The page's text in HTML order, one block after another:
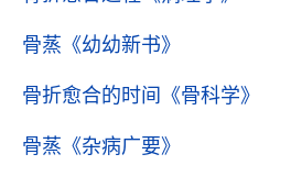
骨蒸 《幼幼新书》
骨折愈合的时间 《骨科学》
骨蒸 《杂病广要》